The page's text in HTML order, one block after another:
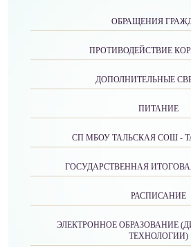
ОБРАЩЕНИЯ
ПРОТИВОДЕЙСТВИЕ
ДОПОЛНИТЕЛЬНЫЕ
ПИТАНИЕ
СП МБОУ ТАЛЬСКАЯ СОШ -
ГОСУДАРСТВЕННАЯ
РАСПИСАНИЕ
ЭЛЕКТРОННОЕ ОБРАЗОВАНИЕ
ТЕХНОЛОГИИ)